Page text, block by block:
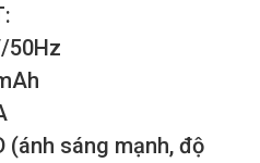
50Hz
(ánh sáng mạnh, độ